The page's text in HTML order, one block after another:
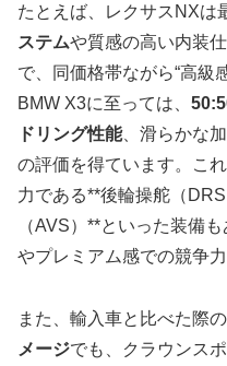
たとえば、レクサスNXは
ステムや質感の高い内装
で、同価格帯ながら“高級
BMW X3に至っては、
ドリング性能、滑らかな
の評価を得ています。こ
力である**後輪操舵（DRS
（AVS）**といった装備
やプレミアム感での競争
また、輸入車と比べた際の
メージでも、クラウンス